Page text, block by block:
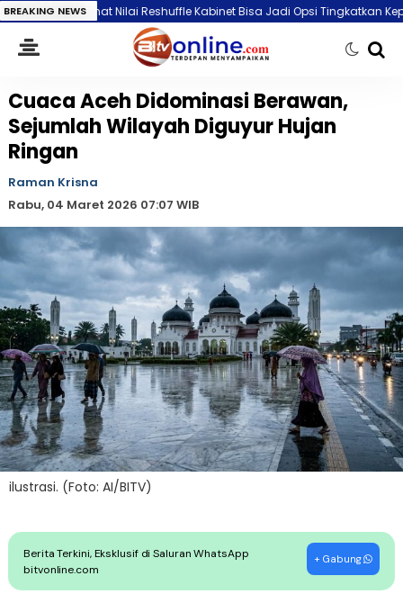
BREAKING NEWS
Nilai Reshuffle Kabinet Bisa Jadi Opsi Tingkatkan Kepuasan Publik
Cuaca Aceh Didominasi Berawan,
Sejumlah Wilayah Diguyur Hujan
Ringan
Raman Krisna
Rabu, 04 Maret 2026 07:07 WIB
ilustrasi. (Foto: AI/BITV)
Berita Terkini, Eksklusif di Saluran WhatsApp
bitvonline.com
+ Gabung